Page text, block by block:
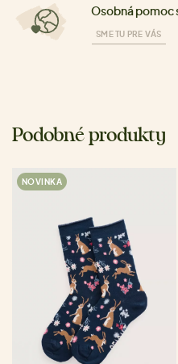
Osobná pomoc
SME TU PRE VÁS
Podobné produkty
NOVINKA